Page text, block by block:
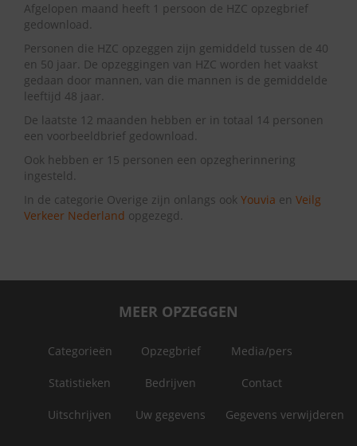
Afgelopen maand heeft 1 persoon de HZC opzegbrief
gedownload.
Personen die HZC opzeggen zijn gemiddeld tussen de 40
en 50 jaar. De opzeggingen van HZC worden het vaakst
gedaan door mannen, van die mannen is de gemiddelde
leeftijd 48 jaar.
De laatste 12 maanden hebben er in totaal 14 personen
een voorbeeldbrief gedownload.
Ook hebben er 15 personen een opzegherinnering
ingesteld.
In de categorie Overige zijn onlangs ook Youvia en Veilg
Verkeer Nederland opgezegd.
MEER OPZEGGEN
Categorieën Opzegbrief Media/pers
Statistieken Bedrijven Contact
Uitschrijven Uw gegevens Gegevens verwijderen